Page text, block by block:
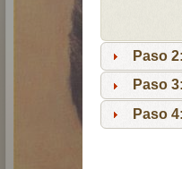
Paso
Paso
Paso